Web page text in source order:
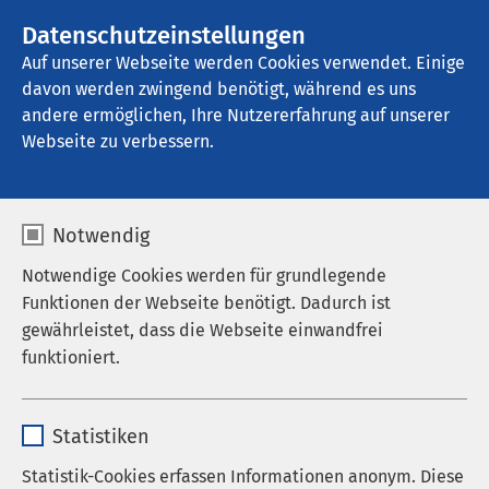
Datenschutzeinstellungen
Auf unserer Webseite werden Cookies verwendet. Einige
davon werden zwingend benötigt, während es uns
andere ermöglichen, Ihre Nutzererfahrung auf unserer
Webseite zu verbessern.
Notwendig
Notwendige Cookies werden für grundlegende
Funktionen der Webseite benötigt. Dadurch ist
gewährleistet, dass die Webseite einwandfrei
funktioniert.
Anbieter sgalinski
Statistiken
Statistik-Cookies erfassen Informationen anonym. Diese
AMEOS Klinikum Bernburg